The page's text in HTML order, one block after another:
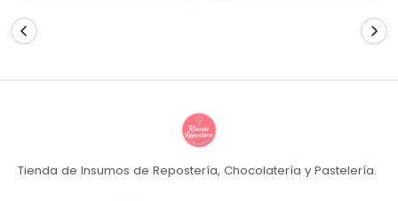
Tienda de Insumos de Repostería, Chocolatería y Pastelería.